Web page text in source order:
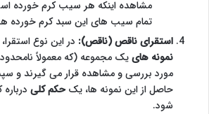
مشاهده اینکه هر سیب کرم خورده
تمام سیب های این سبد کرم خورده
استقرای ناقص (ناقص): در این نوع استقرا،
نمونه هاییک مجموعه (که معمولاً
مورد بررسی و مشاهده قرار می گیرند و
حاصل از این نمونه ها، یک حکم کلی
شود.